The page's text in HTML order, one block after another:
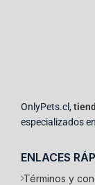
OnlyPets.cl,
especializados
ENLACES
Términos y